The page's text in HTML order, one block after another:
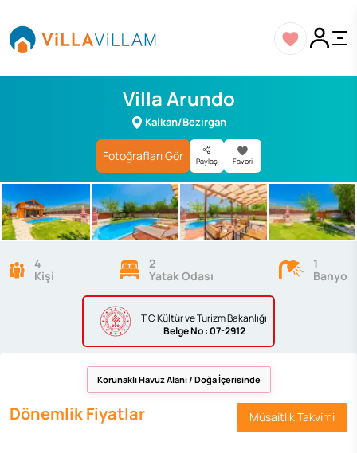
Villa Arundo
Kalkan/Bezirgan
Fotoğrafları Gör Paylaş Favori
T.C Kültür ve Turizm Bakanlığı
BelgeNo : 07-2912
4
Kişi
2
Yatak Odası
1
Banyo
Korunaklı Havuz Alanı / Doğa İçerisinde
Dönemlik Fiyatlar Müsaitlik Takvimi